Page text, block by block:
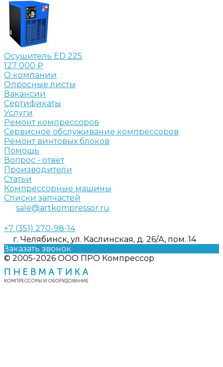
Осушитель ED 225
127 000 ₽
О компании
Опросные листы
Вакансии
Сертификаты
Услуги
Ремонт компрессоров
Сервисное обслуживание компрессоров
Ремонт винтовых блоков
Помощь
Вопрос - ответ
Производители
Статьи
Компрессорные машины
Списки запчастей
sale@artkompressor.ru
+7 (351) 270-98-14
г. Челябинск, ул. Каслинская, д. 26/А, пом. 14
Заказать звонок
© 2005-2026 ООО ПРО Компрессор